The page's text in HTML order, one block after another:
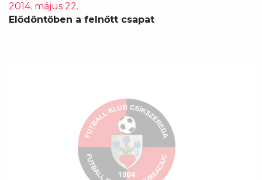
2014. május 22.
Elődöntőben a felnőtt csapat